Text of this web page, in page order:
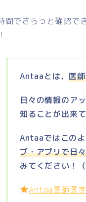
間でさらっと確認で
Antaaとは、医
日々の情報のア
知ることが出来
Antaaではこの
プ・アプリで日
みてください！
Antaa医師医